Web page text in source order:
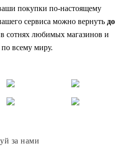
покупки по-настоящему
сервиса можно вернуть до
сотнях любимых магазинов и
по всему миру.
за нами